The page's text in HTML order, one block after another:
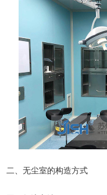
二、无尘室的构造方式